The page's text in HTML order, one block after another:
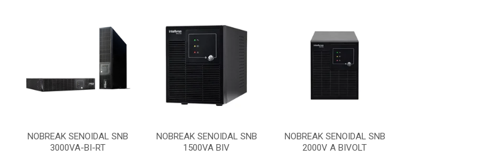
NOBREAK SENOIDAL SNB
3000VA-BI-RT
NOBREAK SENOIDAL SNB
1500VA BIV
NOBREAK SENOIDAL SNB
2000V A BIVOLT